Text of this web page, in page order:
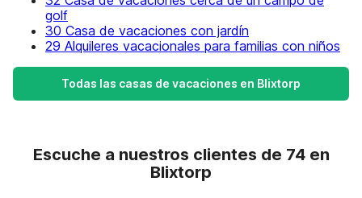
golf
30 Casa de vacaciones con jardín
29 Alquileres vacacionales para familias con niños
Todas las casas de vacaciones en Blixtorp
Escuche a nuestros clientes de 74 en
Blixtorp